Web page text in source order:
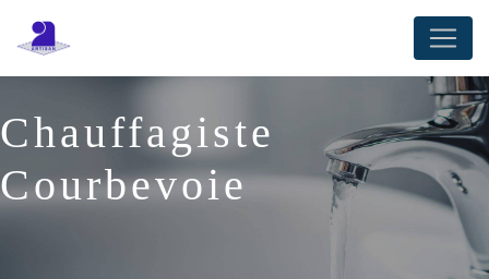
Chauffagiste
Courbevoie